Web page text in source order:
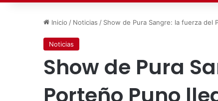
Inicio / Noticias / Show de Pura Sangre: la fuerza del
Noticias
Show de Pura
Porteño Puno